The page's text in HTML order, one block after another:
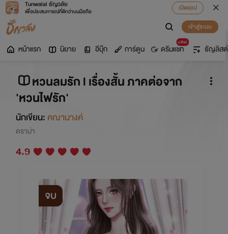
Tunwalai ธัญวลัย
เพื่อประสบการณ์ที่ดีกว่าบนมือถือ
เปิดแอป
เข้าสู่ระบบ
หน้าแรก นิยาย อีบุ๊ก การ์ตูน
มาใหม่
ดรีมแชท ธัญลิสต์
หวนลมรัก l เรื่องสั้น ภาคต่อจาก
'หวนไฟรัก'
นักเขียน: คณานางค์
ดราม่า
4.9
จบ